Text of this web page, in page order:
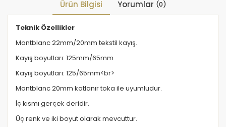
Ürün Bilgisi Yorumlar (0)
Teknik Özellikler
Montblanc 22mm/20mm tekstil kayış.
Kayış boyutları: 125mm/65mm
Kayış boyutları: 125/65mm<br>
Montblanc 20mm katlanır toka ile uyumludur.
İç kısmı gerçek deridir.
Üç renk ve iki boyut olarak mevcuttur.